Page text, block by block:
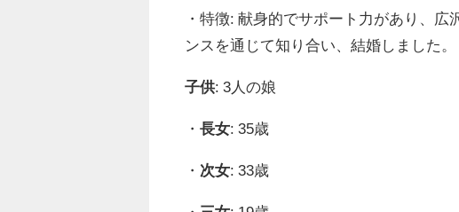
・特徴: 献身的でサポート力があり、
ンスを通じて知り合い、結婚しました。
子供: 3人の娘
・ 長女: 35歳
・ 次女: 33歳